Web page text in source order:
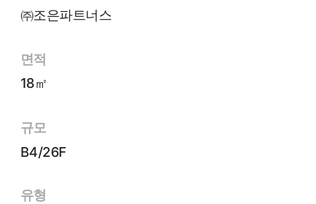
㈜조은파트너스
면적
18㎡
규모
B4/26F
유형